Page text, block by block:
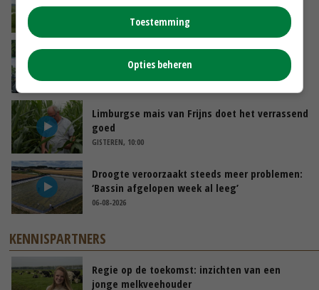
VANDAAG, 10:00
Oekraïne-vlogger Kees Huizinga: ‘Bezoek van
de ambassade mag zelf groente plukken’
GISTEREN, 12:00
Limburgse mais van Frijns doet het verrassend
goed
GISTEREN, 10:00
Droogte veroorzaakt steeds meer problemen:
‘Bassin afgelopen week al leeg’
06-08-2026
KENNISPARTNERS
Regie op de toekomst: inzichten van een
jonge melkveehouder
Toestemming
Opties beheren